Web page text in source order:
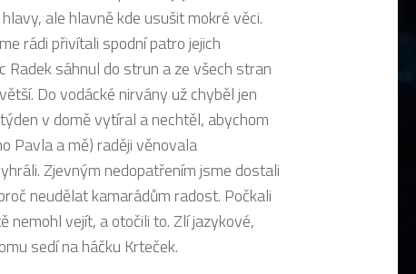
ale hlavně kde usušit mokré věci.
rádi přivítali spodní patro jejich
Radek sáhnul do strun a ze všech stran
Do vodácké nirvány už chyběl jen
v domě vytíral a nechtěl, abychom
Pavla a mě) raději věnovala
Zjevným nedopatřením jsme dostali
neudělat kamarádům radost. Počkali
vejít, a otočili to. Zlí jazykové,
sedí na háčku Krteček.